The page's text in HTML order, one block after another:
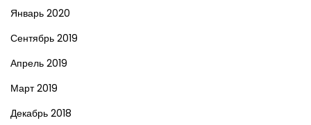
Январь 2020
Сентябрь 2019
Апрель 2019
Март 2019
Декабрь 2018